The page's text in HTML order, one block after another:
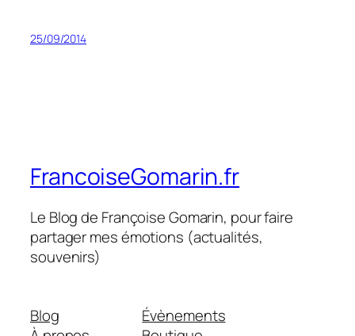
25/09/2014
FrancoiseGomarin.fr
Le Blog de Françoise Gomarin, pour faire
partager mes émotions (actualités,
souvenirs)
Blog
Évènements